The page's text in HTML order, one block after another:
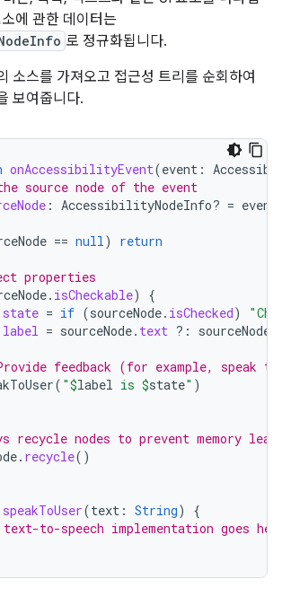
에 관한 데이터는
로 정규화됩니다.
소스를 가져오고 접근성 트리를 순회하여
보여줍니다.
onAccessibilityEvent(event :
source node of the event
: AccessibilityNodeInfo? = event
== null) return
properties
. isCheckable)
{
state = if (sourceNode. isChecked)
label = sourceNode. text ?: sourceNode
feedback (for example, speak
( "$label is $state" )
recycle nodes to prevent memory
. recycle()
speakToUser(text : String)
{
to-speech implementation goes